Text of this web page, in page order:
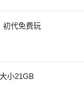
初代免费玩
小21GB